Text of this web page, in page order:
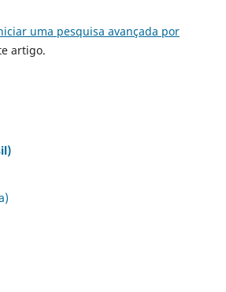
uma pesquisa avançada por
artigo.